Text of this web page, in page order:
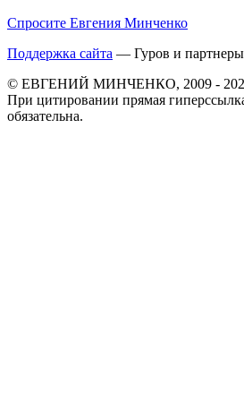
Спросите Евгения Минченко
Поддержка сайта — Гуров и партнеры
© ЕВГЕНИЙ МИНЧЕНКО, 2009 -
При цитировании прямая
обязательна.